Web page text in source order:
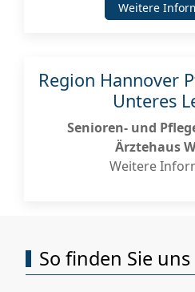
Weitere
Region Hannover
Unteres
Senioren- und
Ärztehaus
Weitere
So finden Sie uns